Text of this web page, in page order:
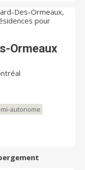
Ormeaux
autonome